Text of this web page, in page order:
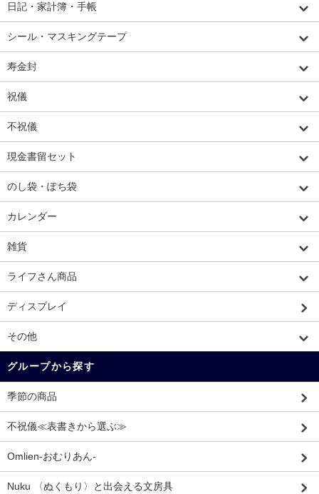
日記・家計簿・手帳
シール・マスキングテープ
寿金封
祝儀
不祝儀
現金書留セット
のし袋・ぽち袋
カレンダー
雑貨
ライフさん商品
ディスプレイ
その他
グループから探す
季節の商品
不祝儀≪表書きから選ぶ≫
Omlien-おむりあん-
Nuku 〈ぬくもり〉と出会える文房具